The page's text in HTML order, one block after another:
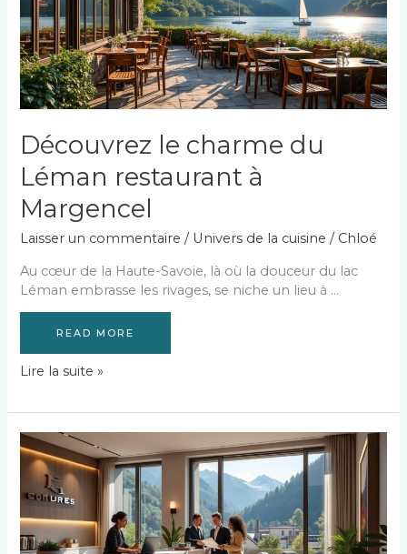
gourmand
Découvrez le charme du
Léman restaurant à
Margencel
Laisser un commentaire / Univers de la cuisine / Chloé
Au cœur de la Haute-Savoie, là où la douceur du lac
Léman embrasse les rivages, se niche un lieu à …
READ MORE
Découvrez
charme
Léman
restaurant
Margencel
Lire la suite »